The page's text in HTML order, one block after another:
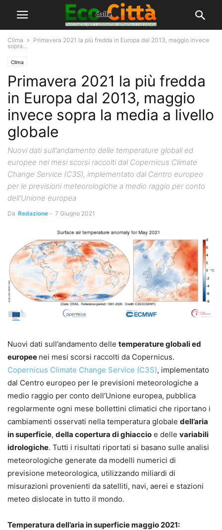
Clima
Primavera 2021 la più fredda in Europa dal 2013, maggio invece
sopra...
Clima
Primavera 2021 la più fredda
in Europa dal 2013, maggio
invece sopra la media a livello
globale
Nuovi dati sull'andamento delle temperature globali ed
europee nei mesi scorsi raccolti dal Copernicus Climate
Change Service (C3S), implementato dal Centro europeo
per le previsioni meteorologiche a medio raggio per conto
dell'Unione europea
Da Redazione - 7 Giugno 2021
Nuovi dati sull’andamento delle temperature globali ed
europee nei mesi scorsi raccolti da Copernicus.
Copernicus Climate Change Service (C3S), implementato
dal Centro europeo per le previsioni meteorologiche a
medio raggio per conto dell’Unione europea, pubblica
regolarmente ogni mese bollettini climatici che riportano i
cambiamenti osservati nella temperatura globale dell’aria
in superficie, della copertura di ghiaccio e delle variabili
idrologiche. Tutti i risultati riportati si basano sulle analisi
meteorologiche generate da modelli numerici di
previsione meteorologica, utilizzando miliardi di
misurazioni provenienti da satelliti, navi, aerei e stazioni
meteo dislocate in tutto il mondo.
Temperatura dell’aria in superficie maggio 2021: